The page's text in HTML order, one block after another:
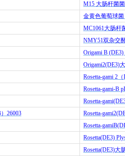
M15 大肠杆菌
金黄色葡萄球菌
MC1061大肠杆
NMY51双杂交
Origami B (DE3)
Origami2(DE3)
Rosetta-gami 2 （
Rosetta-gami-B
Rosetta-
） 26003
Rosetta-
Rosetta-
Rosetta(DE3)
Rosetta(DE3)大